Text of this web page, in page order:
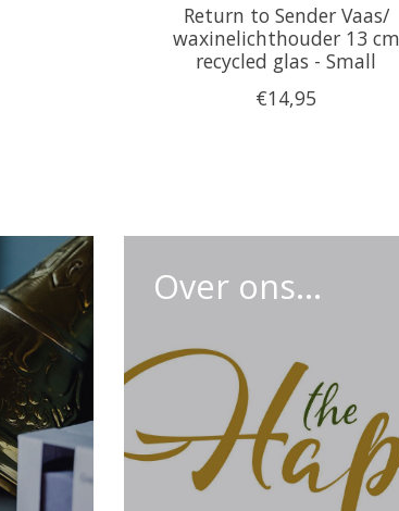
Return to Sender Vaas/
waxinelichthouder 13 cm
recycled glas - Small
€14,95
Over ons...